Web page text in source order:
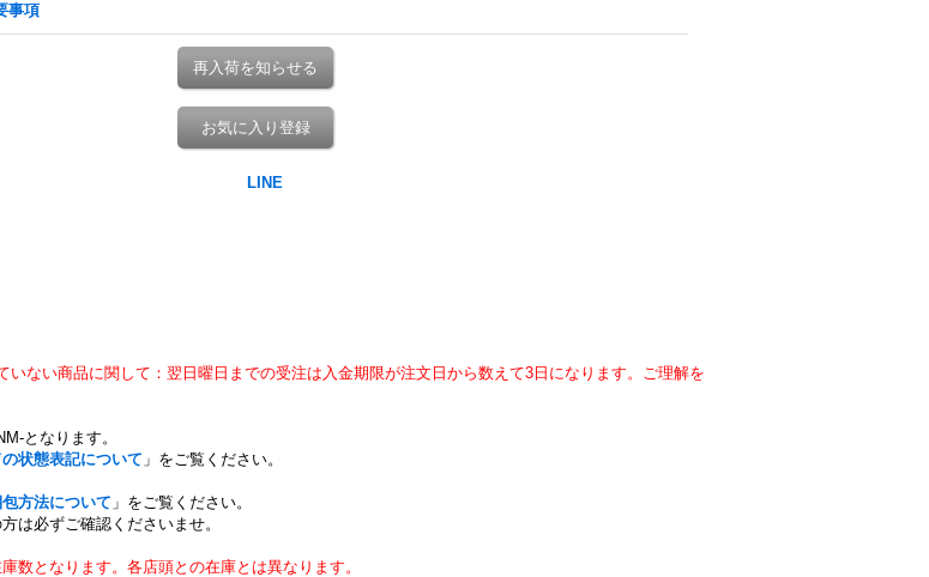
事項
再入荷を知らせる
お気に入り登録
ない商品に関して：翌日曜日までの受注は入金期限が注文日から数えて3日になります。ご理解を
となります。
状態表記について 」をご覧ください。
方法について 」をご覧ください。
は必ずご確認くださいませ。
数となります。各店頭との在庫とは異なります。